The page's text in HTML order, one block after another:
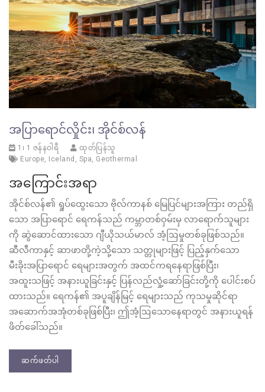
အပြာရောင်လှိုင်း၊ အိုင်စ်လန်
1၊ 1 ဇန်နဝါရီ
ထုတ်ပြန်သူ
Europe, Iceland , Spa, Geothermal
အကြောင်းအရာ
အိုင်စ်လန်၏ ရှုပ်ထွေးသော ဗိုလ်ကာနစ် မြေပြင်များအကြား တည်ရှိ
သော အပြာရောင် ရေကန်သည် ကမ္ဘာတစ်ဝှမ်းမှ လာရောက်သူများ
ကို ဆွဲဆောင်ထားသော ဂျီယိုသယ်မာလ် အံ့ဩမှုတစ်ခုဖြစ်သည်။
ဆီလီကာနှင့် ဆာဖာတို့ကဲ့သို့သော သတ္တုများဖြင့် ပြည့်နှက်သော
မီးခိုးအပြာရောင် ရေများအတွက် အထင်ကရနေရာဖြစ်ပြီး၊
အထူးသဖြင့် အနားယူခြင်းနှင့် ပြန်လည်လှုံ့ဆော်ခြင်းတို့ကို ပေါင်းစပ်
ထားသည်။ ရေကန်၏ အပူချိန်မြင့် ရေများသည် ကုသမှုဆိုင်ရာ
အဆောက်အအုံတစ်ခုဖြစ်ပြီး၊ ဤအံ့ဩသောနေရာတွင် အနားယူရန်
ဖိတ်ခေါ်သည်။
ဆက်ဖတ်ပါ